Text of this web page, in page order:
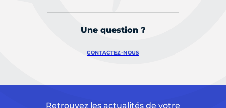
Une question ?
CONTACTEZ-NOUS
Retrouvez les actualités de votre